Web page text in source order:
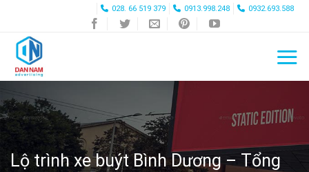
content
028. 66 519 379 0913.998.248 0932.693.588
Lộ trình xe buýt Bình Dương – Tổng